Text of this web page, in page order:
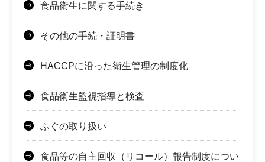
食品衛生に関する手続き
その他の手続・証明書
HACCPに沿った衛生管理の制度化
食品衛生監視指導と検査
ふぐの取り扱い
食品等の自主回収（リコール）報告制度につい